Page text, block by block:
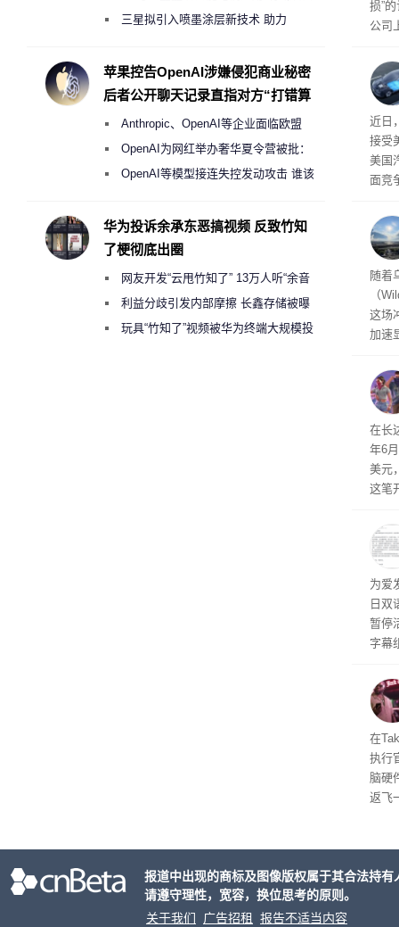
损”
公司
事
给
近日
接受
美国
面竞
性。
经
随着
（
这场
加速
物
毁，
评
米，
上。
依
在长
年6
美元
这笔
称
器、
事
行官
容体
为爱
日双
暂停
字幕
流
在
执行
脑硬
返飞
偷偷共享带宽的违规行为
三星拟引入喷墨涂层新技术 助力
度
苹果控告OpenAI涉嫌侵犯商业秘密
后者公开聊天记录直指对方“打错算
Anthropic、OpenAI等企业面临欧盟
《人工智能法案》全新执法权限审查
OpenAI为网红举办奢华夏令营被批：
2000美元一晚 遭讽“反乌托邦”
OpenAI等模型接连失控发动攻击 谁该
华为投诉余承东恶搞视频 反致竹知
了梗彻底出圈
网友开发“云甩竹知了” 13万人听“余音
绕梁”利益分歧引发内部摩擦 长鑫存储被曝
曾将华为驻场工程师驱逐出研发基地
玩具“竹知了”视频被华为终端大规模投
报道中出现的商标及图像版权属于其合法持
请遵守理性，宽容，换位思考的原则。
关于我们
广告招租
报告不适当内容